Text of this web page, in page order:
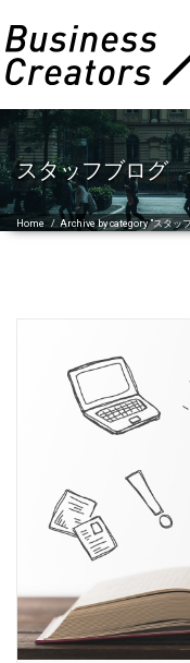
スタッフブログ
Home /Archive by category "スタッ